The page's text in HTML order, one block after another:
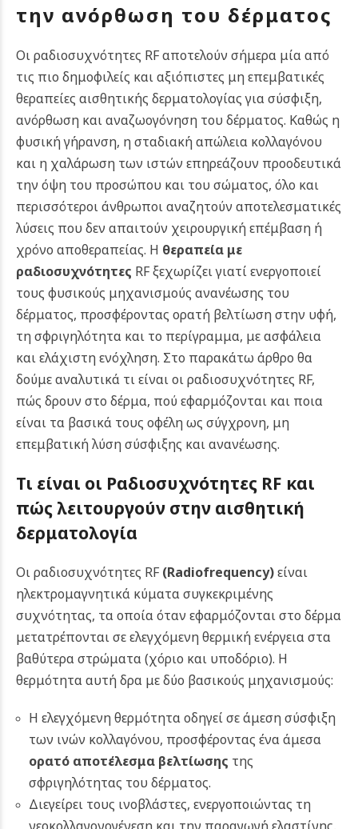
την ανόρθωση του δέρματος
Οι ραδιοσυχνότητες RF αποτελούν σήμερα μία από
τις πιο δημοφιλείς και αξιόπιστες μη επεμβατικές
θεραπείες αισθητικής δερματολογίας για σύσφιξη,
ανόρθωση και αναζωογόνηση του δέρματος. Καθώς η
φυσική γήρανση, η σταδιακή απώλεια κολλαγόνου
και η χαλάρωση των ιστών επηρεάζουν προοδευτικά
την όψη του προσώπου και του σώματος, όλο και
περισσότεροι άνθρωποι αναζητούν αποτελεσματικές
λύσεις που δεν απαιτούν χειρουργική επέμβαση ή
χρόνο αποθεραπείας. Η θεραπεία με
ραδιοσυχνότητες RF ξεχωρίζει γιατί ενεργοποιεί
τους φυσικούς μηχανισμούς ανανέωσης του
δέρματος, προσφέροντας ορατή βελτίωση στην υφή,
τη σφριγηλότητα και το περίγραμμα, με ασφάλεια
και ελάχιστη ενόχληση. Στο παρακάτω άρθρο θα
δούμε αναλυτικά τι είναι οι ραδιοσυχνότητες RF,
πώς δρουν στο δέρμα, πού εφαρμόζονται και ποια
είναι τα βασικά τους οφέλη ως σύγχρονη, μη
επεμβατική λύση σύσφιξης και ανανέωσης.
Τι είναι οι Ραδιοσυχνότητες RF και
πώς λειτουργούν στην αισθητική
δερματολογία
Οι ραδιοσυχνότητες RF (Radiofrequency)είναι
ηλεκτρομαγνητικά κύματα συγκεκριμένης
συχνότητας, τα οποία όταν εφαρμόζονται στο δέρμα
μετατρέπονται σε ελεγχόμενη θερμική ενέργεια στα
βαθύτερα στρώματα (χόριο και υποδόριο). Η
θερμότητα αυτή δρα με δύο βασικούς μηχανισμούς:
Η ελεγχόμενη θερμότητα οδηγεί σε άμεση σύσφιξη
των ινών κολλαγόνου, προσφέροντας ένα άμεσα
ορατό αποτέλεσμα βελτίωσης της
σφριγηλότητας του δέρματος.
Διεγείρει τους ινοβλάστες, ενεργοποιώντας τη